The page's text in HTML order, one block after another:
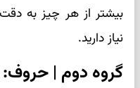
بیشتر از هر چیز به
نیاز دارید.
گروه دوم |